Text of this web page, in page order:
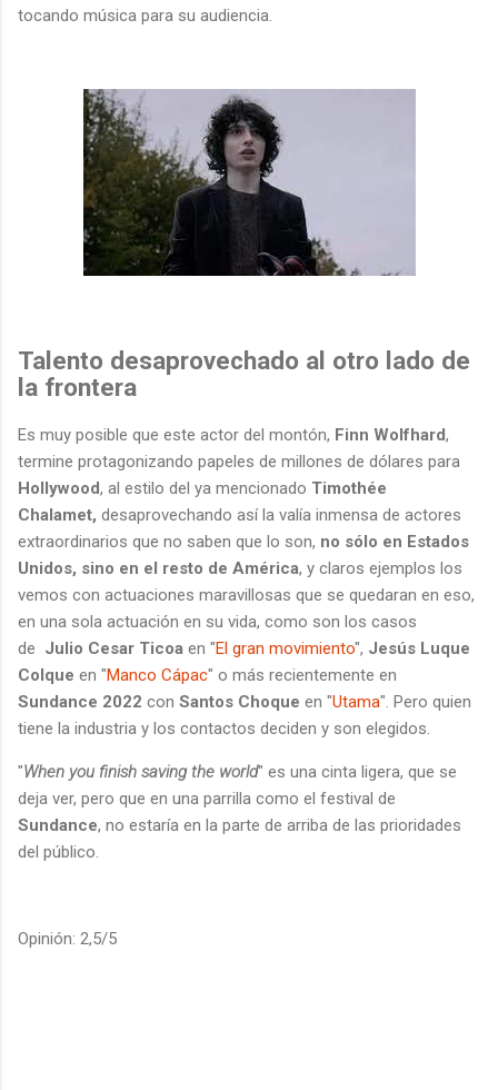
tocando música para su audiencia.
Talento desaprovechado al otro lado de
la frontera
Es muy posible que este actor del montón, Finn Wolfhard,
termine protagonizando papeles de millones de dólares para
Hollywood, al estilo del ya mencionado Timothée
Chalamet, desaprovechando así la valía inmensa de actores
extraordinarios que no saben que lo son, no sólo en Estados
Unidos, sino en el resto de América, y claros ejemplos los
vemos con actuaciones maravillosas que se quedaran en eso,
en una sola actuación en su vida, como son los casos
de Julio Cesar Ticoa en "El gran movimiento", Jesús Luque
Colque en "Manco Cápac" o más recientemente en
Sundance 2022 con Santos Choque en "Utama". Pero quien
tiene la industria y los contactos deciden y son elegidos.
"When you finish saving the world" es una cinta ligera, que se
deja ver, pero que en una parrilla como el festival de
Sundance, no estaría en la parte de arriba de las prioridades
del público.
Opinión: 2,5/5